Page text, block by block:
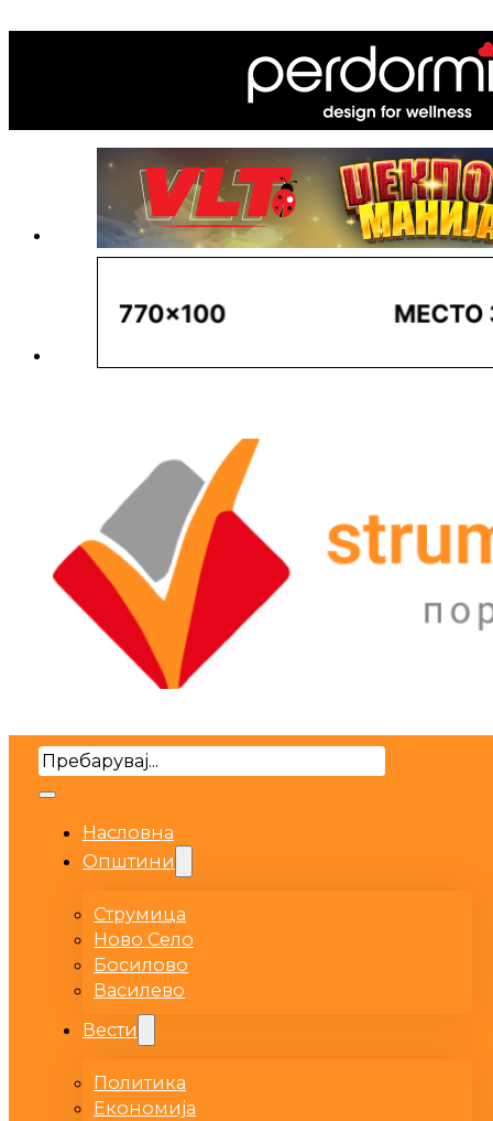
Search
Насловна
Општини
Струмица
Ново Село
Босилово
Василево
Вести
Политика
Економија